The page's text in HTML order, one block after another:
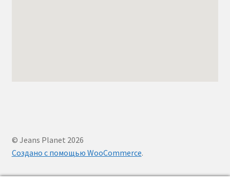
© Jeans Planet 2026
Создано с помощью WooCommerce.